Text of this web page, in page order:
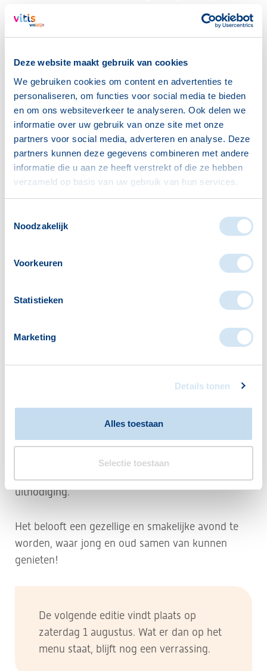
Deze website maakt gebruik van cookies
We gebruiken cookies om content en advertenties te
personaliseren, om functies voor social media te bieden
en om ons websiteverkeer te analyseren. Ook delen we
informatie over uw gebruik van onze site met onze
partners voor social media, adverteren en analyse. Deze
partners kunnen deze gegevens combineren met andere
informatie die u aan ze heeft verstrekt of die ze hebben
verzameld op basis van uw gebruik van hun services.
Noodzakelijk
Voorkeuren
Statistieken
Marketing
Details tonen
Alles toestaan
Selectie toestaan
in de rol van kok en gastheer of gastvrouw. Met
een koksmuts op en een schort voor gaan ze aan
de slag met het maken van menukaarten, het
voorbereiden van het restaurant en natuurlijk het
bakken van heerlijke pannenkoeken.
Om 18:00 uur openen de deuren voor de gasten.
Familieleden, opa’s, oma’s en andere bekenden zijn
van harte welkom om te komen genieten van een
maximaal vier gasten uitnodigen. Voor gasten
die als gast meekomen, eten gratis mee.
Praktische informatie
•Inloop gasten: vanaf 18:00 uur
Aanmelden is verplicht en kan via
marjonvogelaar9@gmail.com . Na inschrijving
uitnodiging.
Het belooft een gezellige en smakelijke avond te
worden, waar jong en oud samen van kunnen
genieten!
De volgende editie vindt plaats op
zaterdag 1 augustus. Wat er dan op het
menu staat, blijft nog een verrassing.